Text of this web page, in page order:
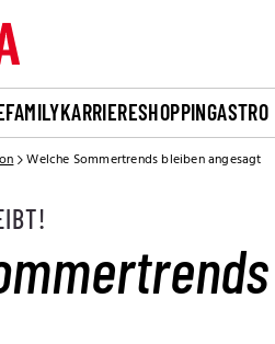
FAMILYKARRIERESHOPPINGASTRO
Welche Sommertrends bleiben angesagt